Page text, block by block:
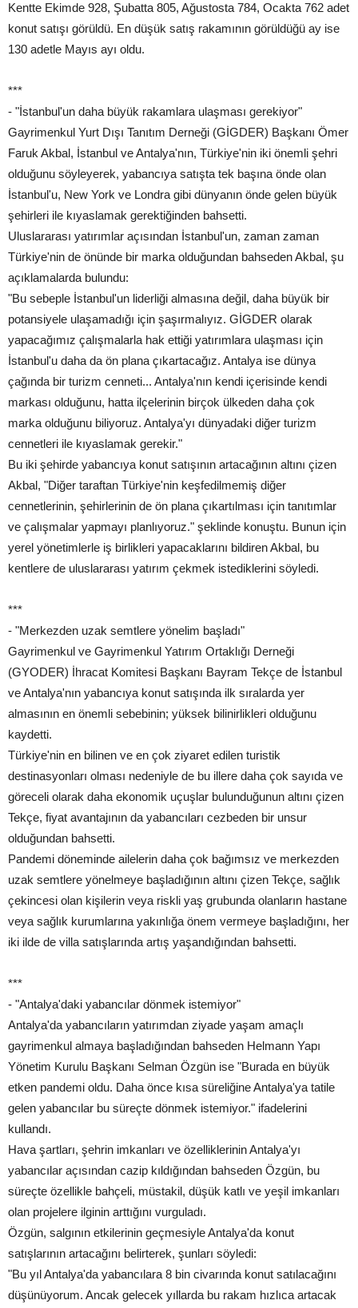
Kentte Ekimde 928, Şubatta 805, Ağustosta 784, Ocakta 762 adet
konut satışı görüldü. En düşük satış rakamının görüldüğü ay ise
130 adetle Mayıs ayı oldu.
***
- "İstanbul'un daha büyük rakamlara ulaşması gerekiyor"
Gayrimenkul Yurt Dışı Tanıtım Derneği (GİGDER) Başkanı Ömer
Faruk Akbal, İstanbul ve Antalya'nın, Türkiye'nin iki önemli şehri
olduğunu söyleyerek, yabancıya satışta tek başına önde olan
İstanbul'u, New York ve Londra gibi dünyanın önde gelen büyük
şehirleri ile kıyaslamak gerektiğinden bahsetti.
Uluslararası yatırımlar açısından İstanbul'un, zaman zaman
Türkiye'nin de önünde bir marka olduğundan bahseden Akbal, şu
açıklamalarda bulundu:
"Bu sebeple İstanbul'un liderliği almasına değil, daha büyük bir
potansiyele ulaşamadığı için şaşırmalıyız. GİGDER olarak
yapacağımız çalışmalarla hak ettiği yatırımlara ulaşması için
İstanbul'u daha da ön plana çıkartacağız. Antalya ise dünya
çağında bir turizm cenneti... Antalya'nın kendi içerisinde kendi
markası olduğunu, hatta ilçelerinin birçok ülkeden daha çok
marka olduğunu biliyoruz. Antalya'yı dünyadaki diğer turizm
cennetleri ile kıyaslamak gerekir."
Bu iki şehirde yabancıya konut satışının artacağının altını çizen
Akbal, "Diğer taraftan Türkiye'nin keşfedilmemiş diğer
cennetlerinin, şehirlerinin de ön plana çıkartılması için tanıtımlar
ve çalışmalar yapmayı planlıyoruz." şeklinde konuştu. Bunun için
yerel yönetimlerle iş birlikleri yapacaklarını bildiren Akbal, bu
kentlere de uluslararası yatırım çekmek istediklerini söyledi.
***
- "Merkezden uzak semtlere yönelim başladı"
Gayrimenkul ve Gayrimenkul Yatırım Ortaklığı Derneği
(GYODER) İhracat Komitesi Başkanı Bayram Tekçe de İstanbul
ve Antalya'nın yabancıya konut satışında ilk sıralarda yer
almasının en önemli sebebinin; yüksek bilinirlikleri olduğunu
kaydetti.
Türkiye'nin en bilinen ve en çok ziyaret edilen turistik
destinasyonları olması nedeniyle de bu illere daha çok sayıda ve
göreceli olarak daha ekonomik uçuşlar bulunduğunun altını çizen
Tekçe, fiyat avantajının da yabancıları cezbeden bir unsur
olduğundan bahsetti.
Pandemi döneminde ailelerin daha çok bağımsız ve merkezden
uzak semtlere yönelmeye başladığının altını çizen Tekçe, sağlık
çekincesi olan kişilerin veya riskli yaş grubunda olanların hastane
veya sağlık kurumlarına yakınlığa önem vermeye başladığını, her
iki ilde de villa satışlarında artış yaşandığından bahsetti.
***
- "Antalya'daki yabancılar dönmek istemiyor"
Antalya'da yabancıların yatırımdan ziyade yaşam amaçlı
gayrimenkul almaya başladığından bahseden Helmann Yapı
Yönetim Kurulu Başkanı Selman Özgün ise "Burada en büyük
etken pandemi oldu. Daha önce kısa süreliğine Antalya'ya tatile
gelen yabancılar bu süreçte dönmek istemiyor." ifadelerini
kullandı.
Hava şartları, şehrin imkanları ve özelliklerinin Antalya'yı
yabancılar açısından cazip kıldığından bahseden Özgün, bu
süreçte özellikle bahçeli, müstakil, düşük katlı ve yeşil imkanları
olan projelere ilginin arttığını vurguladı.
Özgün, salgının etkilerinin geçmesiyle Antalya'da konut
satışlarının artacağını belirterek, şunları söyledi:
"Bu yıl Antalya'da yabancılara 8 bin civarında konut satılacağını
düşünüyorum. Ancak gelecek yıllarda bu rakam hızlıca artacak